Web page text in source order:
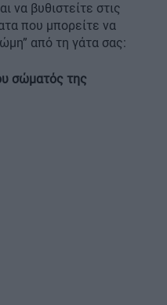
να βυθιστείτε στις
που μπορείτε να
από τη γάτα σας:
σώματός της